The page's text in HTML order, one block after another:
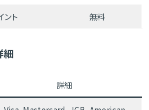
ント
無料
細
詳細